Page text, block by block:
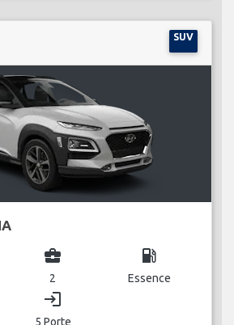
SUV
business_center
2
local_gas_station
Essence
login
5 Porte